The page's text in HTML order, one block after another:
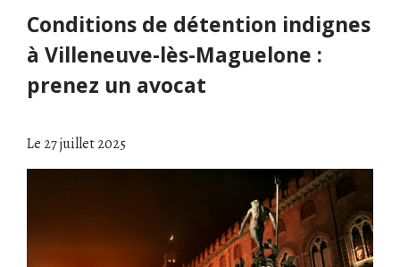
Conditions de détention indignes
à Villeneuve-lès-Maguelone :
prenez un avocat
Le 27 juillet 2025